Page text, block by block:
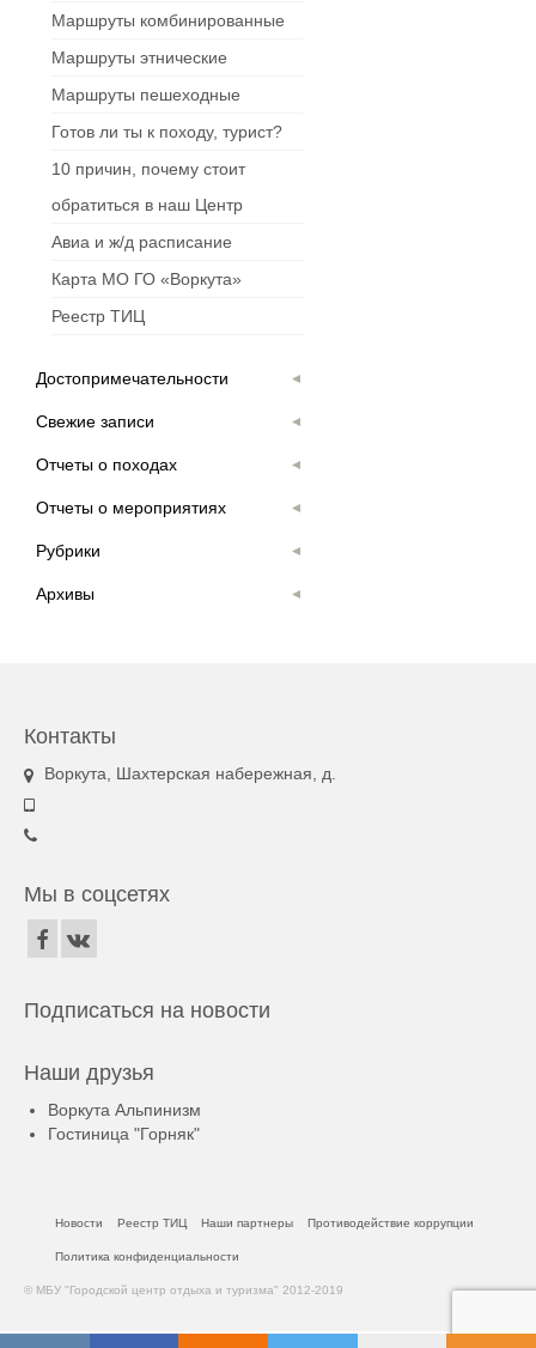
Маршруты комбинированные
Маршруты этнические
Маршруты пешеходные
Готов ли ты к походу, турист?
10 причин, почему стоит
обратиться в наш Центр
Авиа и ж/д расписание
Карта МО ГО «Воркута»
Реестр ТИЦ
Достопримечательности
Свежие записи
Отчеты о походах
Отчеты о мероприятиях
Рубрики
Архивы
Контакты
Воркута, Шахтерская набережная, д.
Мы в соцсетях
Подписаться на новости
Наши друзья
Воркута Альпинизм
Гостиница "Горняк"
Новости Реестр ТИЦ Наши партнеры Противодействие коррупции
Политика конфиденциальности
© МБУ "Городской центр отдыха и туризма" 2012-2019